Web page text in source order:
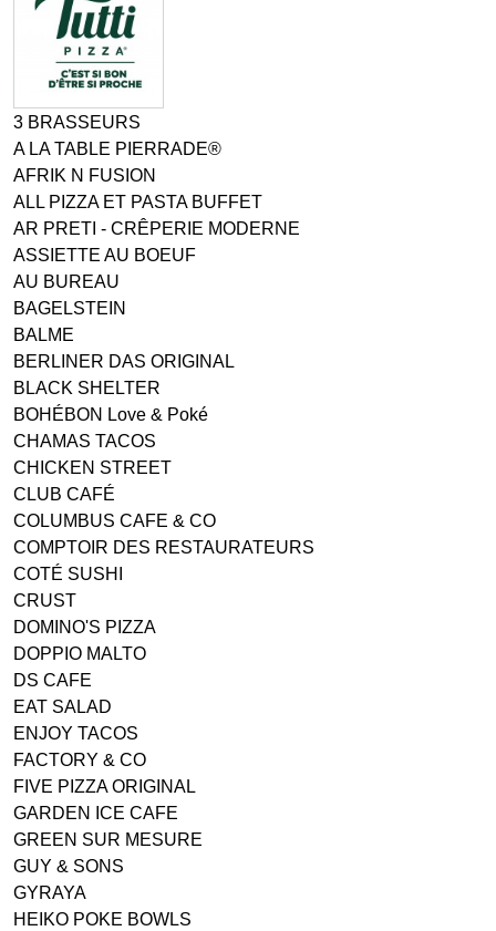
3 BRASSEURS
A LA TABLE PIERRADE®
AFRIK N FUSION
ALL PIZZA ET PASTA BUFFET
AR PRETI - CRÊPERIE MODERNE
ASSIETTE AU BOEUF
AU BUREAU
BAGELSTEIN
BALME
BERLINER DAS ORIGINAL
BLACK SHELTER
BOHÉBON Love & Poké
CHAMAS TACOS
CHICKEN STREET
CLUB CAFÉ
COLUMBUS CAFE & CO
COMPTOIR DES RESTAURATEURS
COTÉ SUSHI
CRUST
DOMINO'S PIZZA
DOPPIO MALTO
DS CAFE
EAT SALAD
ENJOY TACOS
FACTORY & CO
FIVE PIZZA ORIGINAL
GARDEN ICE CAFE
GREEN SUR MESURE
GUY & SONS
GYRAYA
HEIKO POKE BOWLS